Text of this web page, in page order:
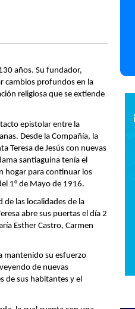
años. Su fundador,
cambios profundos en la
religiosa que se extiende
epistolar entre la
Desde la Compañía, la
Teresa de Jesús con nuevas
santiaguina tenía el
hogar para continuar los
1° de Mayo de 1916.
de las localidades de la
abre sus puertas el día 2
Esther Castro, Carmen
mantenido su esfuerzo
de nuevas
de sus habitantes y el